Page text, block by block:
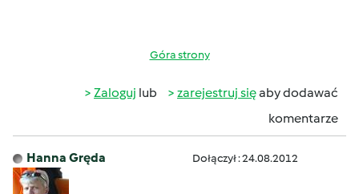
Góra strony
Zaloguj lub zarejestruj sięaby dodawać
komentarze
Hanna Gręda Dołączył : 24.08.2012